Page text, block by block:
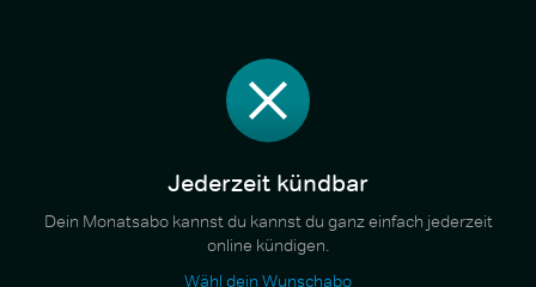
Jederzeit kündbar
Dein Monatsabo kannst du kannst du ganz einfach jederzeit
online kündigen.
Wähl dein Wunschabo